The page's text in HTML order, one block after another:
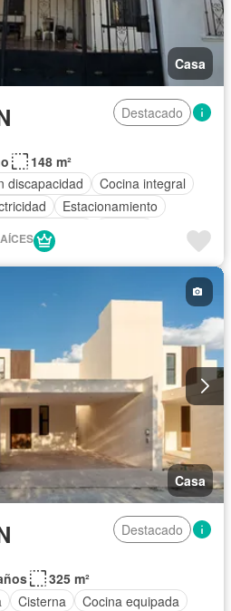
Casa
Destacado
148 m²
discapacidad
Cocina integral
Estacionamiento
con closet
Casa
Destacado
325 m²
Cisterna
Cocina equipada